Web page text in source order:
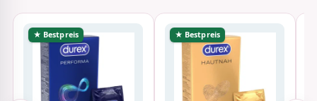
★ Bestpreis ★ Bestpreis